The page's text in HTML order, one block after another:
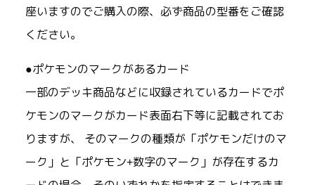
座いますのでご購入の際、必ず商品の型番をご確認
ください。
●ポケモンのマークがあるカード
一部のデッキ商品などに収録されているカードでポ
ケモンのマークがカード表面右下等に記載されてお
りますが、 そのマークの種類が「ポケモンだけのマ
ーク」と「ポケモン+数字のマーク」が存在するカ